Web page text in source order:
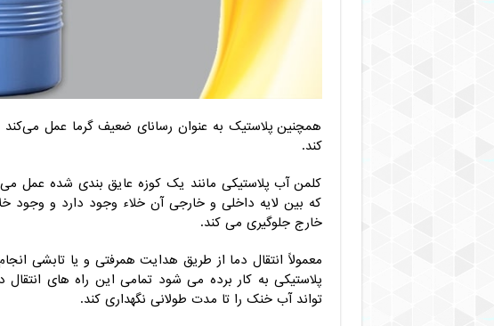
همچنین پلاستیک به عنوان رسانای ضعیف گرما عمل
کند.
کلمن آب پلاستیکی مانند یک کوزه عایق بندی شده عمل
که بین لایه داخلی و خارجی آن خلاء وجود دارد و وجود
خارج جلوگیری می‌ کند.
معمولاً انتقال دما از طریق هدایت همرفتی و یا تابشی
پلاستیکی به کار برده می شود تمامی این راه های
تواند آب خنک را تا مدت طولانی نگهداری کند.